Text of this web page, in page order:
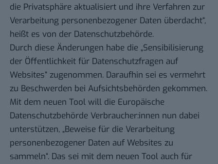
die Privatsphäre aktualisiert und ihre Verfahren zur
Verarbeitung personenbezogener Daten überdacht“,
heißt es von der Datenschutzbehörde.
Durch diese Änderungen habe die „Sensibilisierung
der Öffentlichkeit für Datenschutzfragen auf
Websites“ zugenommen. Daraufhin sei es vermehrt
zu Beschwerden bei Aufsichtsbehörden gekommen.
Mit dem neuen Tool will die Europäische
Datenschutzbehörde Verbraucher:innen nun dabei
unterstützen, „Beweise für die Verarbeitung
personenbezogener Daten auf Websites zu
sammeln“. Das sei mit dem neuen Tool auch für